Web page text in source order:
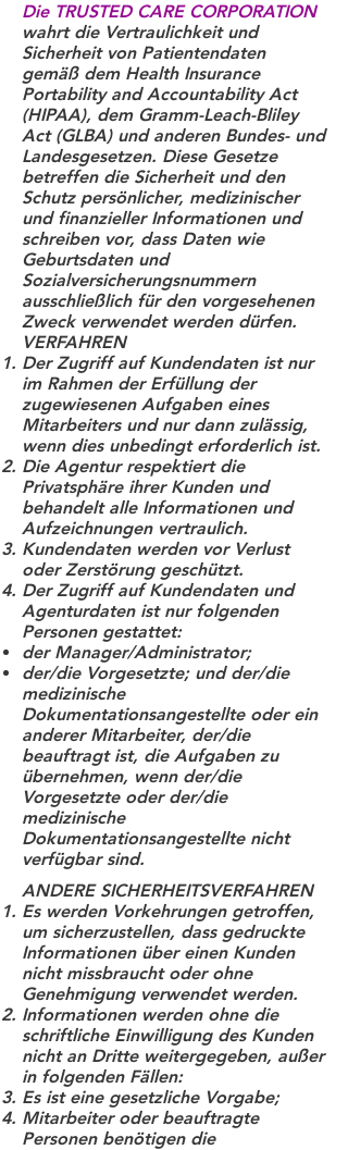
Die TRUSTED CARE CORPORATION
wahrt die Vertraulichkeit und
Sicherheit von Patientendaten
gemäß dem Health Insurance
Portability and Accountability Act
(HIPAA), dem Gramm-Leach-Bliley
Act (GLBA) und anderen Bundes- und
Landesgesetzen. Diese Gesetze
betreffen die Sicherheit und den
Schutz persönlicher, medizinischer
und finanzieller Informationen und
schreiben vor, dass Daten wie
Geburtsdaten und
Sozialversicherungsnummern
ausschließlich für den vorgesehenen
Zweck verwendet werden dürfen.
VERFAHREN
Der Zugriff auf Kundendaten ist nur
im Rahmen der Erfüllung der
zugewiesenen Aufgaben eines
Mitarbeiters und nur dann zulässig,
wenn dies unbedingt erforderlich ist.
Die Agentur respektiert die
Privatsphäre ihrer Kunden und
behandelt alle Informationen und
Aufzeichnungen vertraulich.
Kundendaten werden vor Verlust
oder Zerstörung geschützt.
Der Zugriff auf Kundendaten und
Agenturdaten ist nur folgenden
Personen gestattet:
der Manager/Administrator;
der/die Vorgesetzte; und der/die
medizinische
Dokumentationsangestellte oder ein
anderer Mitarbeiter, der/die
beauftragt ist, die Aufgaben zu
übernehmen, wenn der/die
Vorgesetzte oder der/die
medizinische
Dokumentationsangestellte nicht
verfügbar sind.
ANDERE SICHERHEITSVERFAHREN
Es werden Vorkehrungen getroffen,
um sicherzustellen, dass gedruckte
Informationen über einen Kunden
nicht missbraucht oder ohne
Genehmigung verwendet werden.
Informationen werden ohne die
schriftliche Einwilligung des Kunden
nicht an Dritte weitergegeben, außer
in folgenden Fällen:
Es ist eine gesetzliche Vorgabe;
Mitarbeiter oder beauftragte
Personen benötigen die